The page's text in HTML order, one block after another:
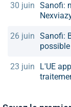
30 juin Sanofi:
26 juin Sanofi:
23 juin
L'UE